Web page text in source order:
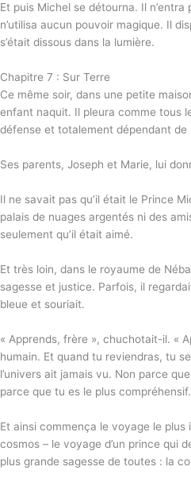
Et puis Michel se détourna. Il
n’utilisa aucun pouvoir magique. Il
s’était dissous dans la lumière.
Chapitre 7 : Sur Terre
Ce même soir, dans une petite
enfant naquit. Il pleura comme tous
défense et totalement dépendant de
Ses parents, Joseph et Marie, lui
Il ne savait pas qu’il était le Prince
palais de nuages argentés ni des
seulement qu’il était aimé.
Et très loin, dans le royaume de
sagesse et justice. Parfois, il
bleue et souriait.
« Apprends, frère », chuchotait-il. «
humain. Et quand tu reviendras, tu
l’univers ait jamais vu. Non parce
parce que tu es le plus
Et ainsi commença le voyage le plus
cosmos – le voyage d’un prince qui
plus grande sagesse de toutes : la